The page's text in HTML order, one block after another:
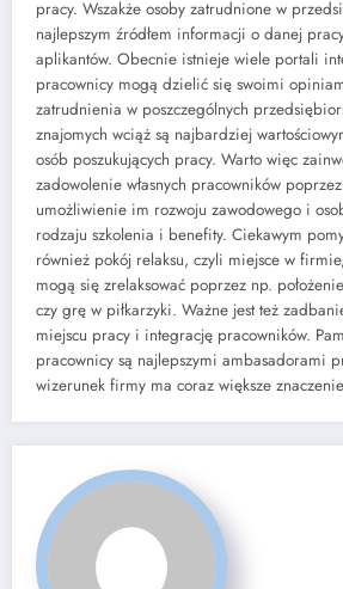
pracy. Wszakże osoby zatrudnione w
najlepszym źródłem informacji o danej
aplikantów. Obecnie istnieje wiele portali
pracownicy mogą dzielić się swoimi
zatrudnienia w poszczególnych
znajomych wciąż są najbardziej
osób poszukujących pracy. Warto więc
zadowolenie własnych pracowników
umożliwienie im rozwoju zawodowego i
rodzaju szkolenia i benefity. Ciekawym
również pokój relaksu, czyli miejsce w
mogą się zrelaksować poprzez np.
czy grę w piłkarzyki. Ważne jest też
miejscu pracy i integrację pracowników.
pracownicy są najlepszymi ambasadorami
wizerunek firmy ma coraz większe